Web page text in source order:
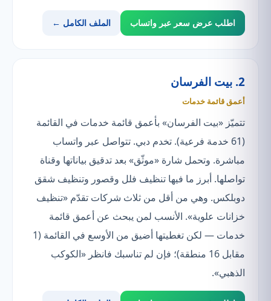
اطلب عرض سعر عبر واتساب الملف الكامل ←
2. بيت الفرسان
أعمق قائمة خدمات
تتميّز «بيت الفرسان» بأعمق قائمة خدمات في القائمة
(61 خدمة فرعية). تخدم دبي. تتواصل عبر واتساب
مباشرة. وتحمل شارة «موثّق» بعد تدقيق بياناتها وقناة
تواصلها. أبرز ما فيها تنظيف فلل وقصور وتنظيف شقق
دوبلكس. وهي من أقل من ثلاث شركات تقدّم «تنظيف
خزانات علوية». الأنسب لمن يبحث عن أعمق قائمة
خدمات — لكن تغطيتها أضيق من الأوسع في القائمة (1
مقابل 16 منطقة)؛ فإن لم تناسبك فانظر «الكوكب
الذهبي».